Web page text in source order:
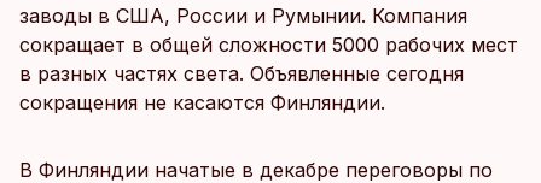
заводы в США, России и Румынии. Компания
сокращает в общей сложности 5000 рабочих мест
в разных частях света. Объявленные сегодня
сокращения не касаются Финляндии.
В Финляндии начатые в декабре переговоры по